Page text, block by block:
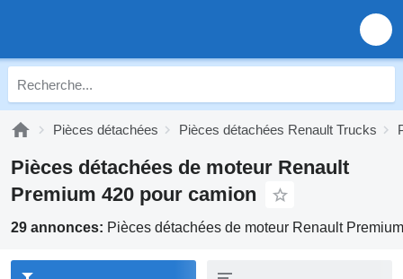
Pièces détachées Pièces détachées Renault Trucks
Pièces détachées de moteur Renault
Premium 420 pour camion
29 annonces: Pièces détachées de moteur Renault